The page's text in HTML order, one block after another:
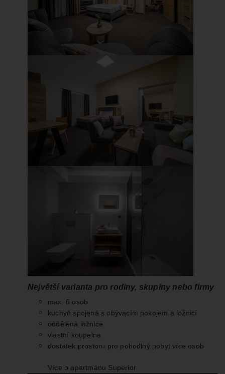
Největší varianta pro rodiny, skupiny nebo firmy
max. 6 osob
kuchyň spojená s obývacím pokojem a ložnicí
oddělená ložnice
vlastní koupelna
dostatek prostoru pro pohodlný pobyt více osob
Více o apartmánu Superior